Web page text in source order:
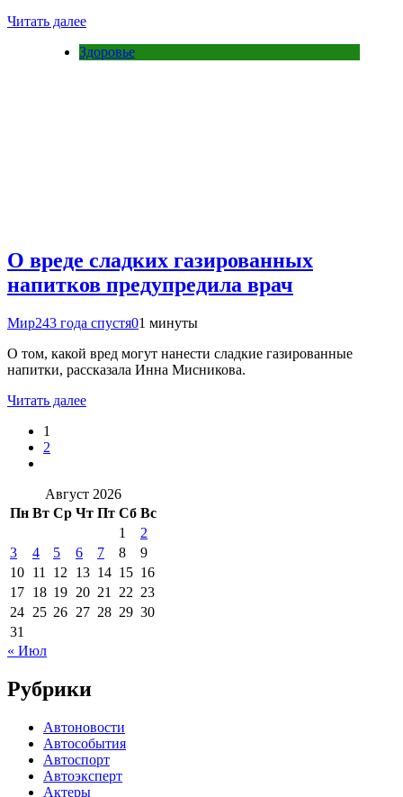
Читать далее
Здоровье
О вреде сладких газированных
напитков предупредила врач
Мир243 года спустя01 минуты
О том, какой вред могут нанести сладкие газированные
напитки, рассказала Инна Мисникова.
Читать далее
1
2
Август 2026
Пн Вт Ср Чт Пт Сб Вс
1
2
3
4 5 6 7 8
9
10 11 12 13 14 15 16
17 18 19 20 21 22 23
24 25 26 27 28 29 30
31
« Июл
Рубрики
Автоновости
Автособытия
Автоспорт
Автоэксперт
Актеры